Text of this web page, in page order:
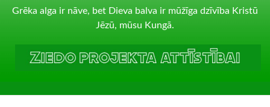
Grēka alga ir nāve, bet Dieva balva ir mūžīga dzīvība Kristū
Jēzū, mūsu Kungā.